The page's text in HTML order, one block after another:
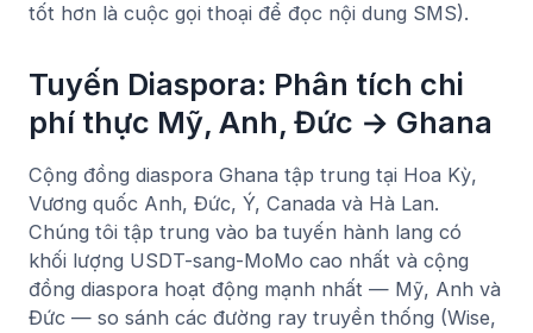
tốt hơn là cuộc gọi thoại để đọc nội dung SMS).
Tuyến Diaspora: Phân tích chi
phí thực Mỹ, Anh, Đức → Ghana
Cộng đồng diaspora Ghana tập trung tại Hoa Kỳ,
Vương quốc Anh, Đức, Ý, Canada và Hà Lan.
Chúng tôi tập trung vào ba tuyến hành lang có
khối lượng USDT-sang-MoMo cao nhất và cộng
đồng diaspora hoạt động mạnh nhất — Mỹ, Anh và
Đức — so sánh các đường ray truyền thống (Wise,